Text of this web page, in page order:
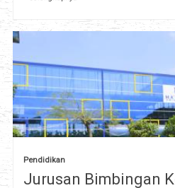
Pendidikan
Jurusan Bimbingan